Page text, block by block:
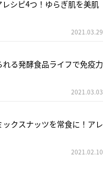
シピ4つ！ゆらぎ肌を美肌
2021.03.29
る発酵食品ライフで免疫力
2021.03.03
ックスナッツを常食に！アレ
2021.02.10